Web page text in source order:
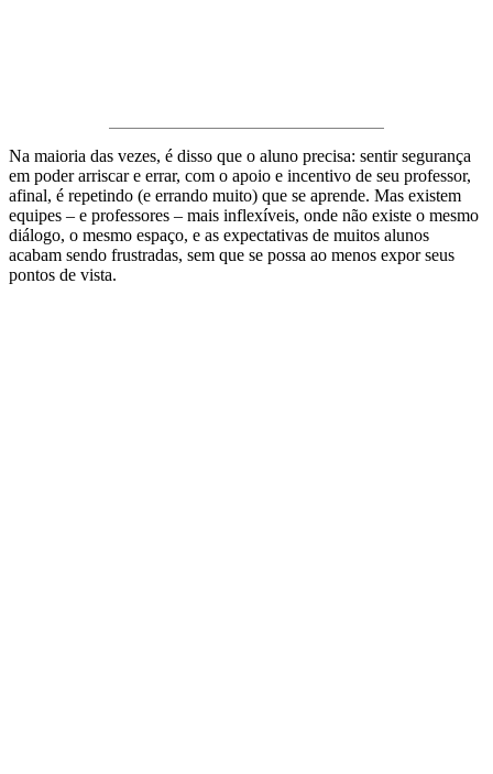
Na maioria das vezes, é disso que o aluno precisa: sentir segurança
em poder arriscar e errar, com o apoio e incentivo de seu professor,
afinal, é repetindo (e errando muito) que se aprende. Mas existem
equipes – e professores – mais inflexíveis, onde não existe o mesmo
diálogo, o mesmo espaço, e as expectativas de muitos alunos
acabam sendo frustradas, sem que se possa ao menos expor seus
pontos de vista.